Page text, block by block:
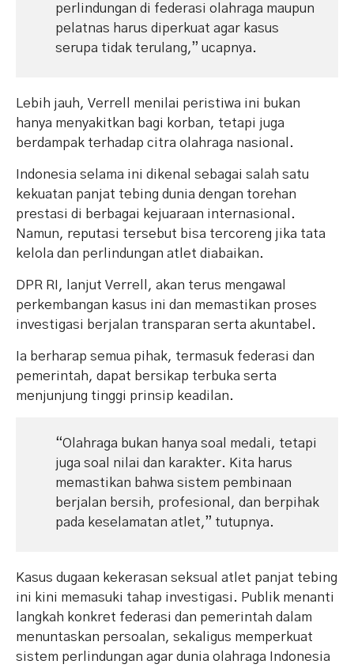
perlindungan di federasi olahraga maupun
pelatnas harus diperkuat agar kasus
serupa tidak terulang,” ucapnya.
Lebih jauh, Verrell menilai peristiwa ini bukan
hanya menyakitkan bagi korban, tetapi juga
berdampak terhadap citra olahraga nasional.
Indonesia selama ini dikenal sebagai salah satu
kekuatan panjat tebing dunia dengan torehan
prestasi di berbagai kejuaraan internasional.
Namun, reputasi tersebut bisa tercoreng jika tata
kelola dan perlindungan atlet diabaikan.
DPR RI, lanjut Verrell, akan terus mengawal
perkembangan kasus ini dan memastikan proses
investigasi berjalan transparan serta akuntabel.
Ia berharap semua pihak, termasuk federasi dan
pemerintah, dapat bersikap terbuka serta
menjunjung tinggi prinsip keadilan.
“Olahraga bukan hanya soal medali, tetapi
juga soal nilai dan karakter. Kita harus
memastikan bahwa sistem pembinaan
berjalan bersih, profesional, dan berpihak
pada keselamatan atlet,” tutupnya.
Kasus dugaan kekerasan seksual atlet panjat tebing
ini kini memasuki tahap investigasi. Publik menanti
langkah konkret federasi dan pemerintah dalam
menuntaskan persoalan, sekaligus memperkuat
sistem perlindungan agar dunia olahraga Indonesia